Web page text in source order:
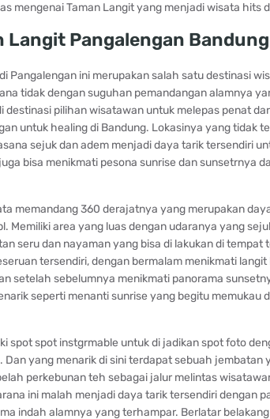
mengenai Taman Langit yang menjadi wisata hits
Langit Pangalengan
Pangalengan ini merupakan salah satu destinasi
tidak dengan suguhan pemandangan alamnya
destinasi pilihan wisatawan untuk melepas penat
untuk healing di Bandung. Lokasinya yang tidak
sejuk dan adem menjadi daya tarik tersendiri
bisa menikmati pesona sunrise dan sunsetrnya
memandang 360 derajatnya yang merupakan
Memiliki area yang luas dengan udaranya yang
seru dan nayaman yang bisa di lakukan di tempat
tersendiri, dengan bermalam menikmati
setelah sebelumnya menikmati panorama
seperti menanti sunrise yang begitu memukau
spot spot instgrmable untuk di jadikan spot foto
Dan yang menarik di sini terdapat sebuah jembatan
perkebunan teh sebagai jalur melintas
ini malah menjadi daya tarik tersendiri dengan
indah alamnya yang terhampar. Berlatar